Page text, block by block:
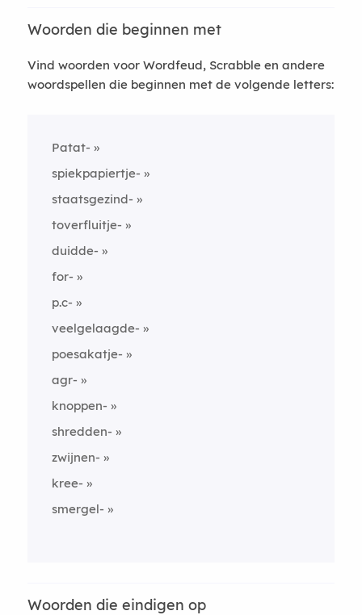
Woorden die beginnen met
Vind woorden voor Wordfeud, Scrabble en andere
woordspellen die beginnen met de volgende letters:
Patat-
spiekpapiertje-
staatsgezind-
toverfluitje-
duidde-
for-
p.c-
veelgelaagde-
poesakatje-
agr-
knoppen-
shredden-
zwijnen-
kree-
smergel-
Woorden die eindigen op